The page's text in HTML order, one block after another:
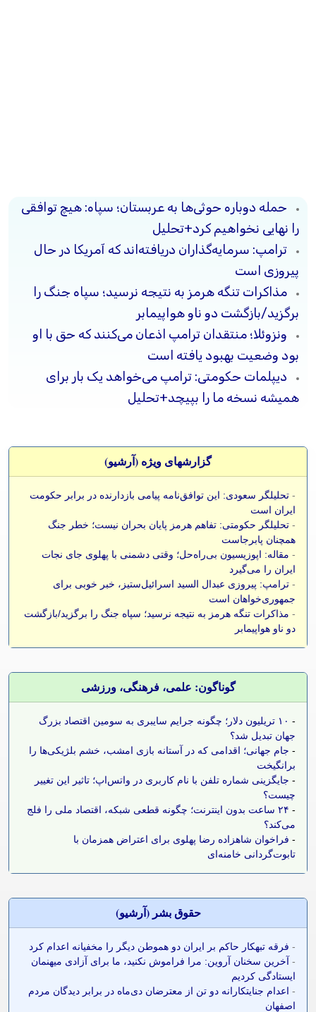
حمله دوباره حوثی‌ها به عربستان؛ سپاه: هیچ توافقی
را نهایی نخواهیم کرد+تحلیل
ترامپ: سرمایه‌گذاران دریافته‌اند که آمریکا در حال
پیروزی است
مذاکرات تنگه هرمز به نتیجه نرسید؛ سپاه جنگ را
برگزید/بازگشت دو ناو هواپیمابر
ونزوئلا؛ منتقدان ترامپ اذعان می‌کنند که حق با او
بود وضعیت بهبود یافته است
دیپلمات حکومتی: ترامپ می‌خواهد یک بار برای
همیشه نسخه ما را بپیچد+تحلیل
گزارشهای ویژه (آرشيو)
- تحلیلگر سعودی: این توافق‌نامه پیامی بازدارنده در برابر حکومت
ایران است
- تحلیلگر حکومتی: تفاهم هرمز پایان بحران نیست؛ خطر جنگ
همچنان پابرجاست
- مقاله: اپوزیسیون بی‌راه‌حل؛ وقتی دشمنی با پهلوی جای نجات
ایران را می‌گیرد
- ترامپ: پیروزی عبدال السید اسرائیل‌ستیز، خبر خوبی برای
جمهوری‌خواهان است
- مذاکرات تنگه هرمز به نتیجه نرسید؛ سپاه جنگ را برگزید/بازگشت
دو ناو هواپیمابر
گوناگون: علمی، فرهنگی، ورزشی
-
۱۰ تریلیون دلار؛ چگونه جرایم سایبری به سومین اقتصاد بزرگ
جهان تبدیل شد؟
- جام جهانی؛ اقدامی که در آستانه بازی امشب، خشم بلژیکی‌ها را
برانگیخت
- جایگزینی شماره تلفن با نام کاربری در واتس‌اپ؛ تاثیر این تغییر
چیست؟
-
۲۴ ساعت بدون اینترنت؛ چگونه قطعی شبکه، اقتصاد ملی را فلج
می‌کند؟
- فراخوان شاهزاده رضا پهلوی برای اعتراض همزمان با
تابوت‌گردانی خامنه‌ای
حقوق بشر (آرشيو)
- فرقه تبهکار حاکم بر ایران دو هموطن دیگر را مخفیانه اعدام کرد
- آخرین سخنان آروین: مرا فراموش نکنید، ما برای آزادی میهنمان
ایستادگی کردیم
- اعدام جنایتکارانه دو تن از معترضان دی‌ماه در برابر دیدگان مردم
اصفهان